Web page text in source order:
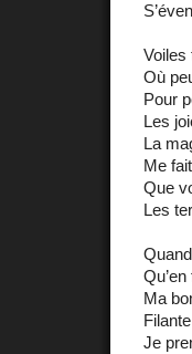
Voiles
Où
Pour
Les
La
Me
Que
Les
Qu’en
Ma
Filante
Je